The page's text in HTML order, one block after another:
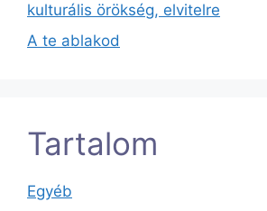
kulturális örökség, elvitelre
A te ablakod
Tartalom
Egyéb